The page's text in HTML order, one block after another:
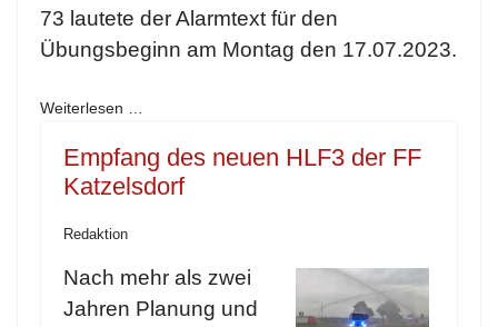
73 lautete der Alarmtext für den
Übungsbeginn am Montag den 17.07.2023.
Weiterlesen …
Empfang des neuen HLF3 der FF
Katzelsdorf
Redaktion
Nach mehr als zwei
Jahren Planung und